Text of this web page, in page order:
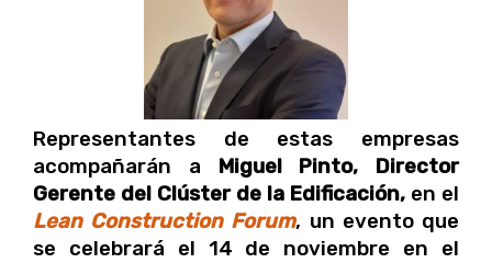
Representantes de estas empresas
acompañarán a Miguel Pinto, Director
Gerente del Clúster de la Edificación, en el
Lean Construction Forum, un evento que
se celebrará el 14 de noviembre en el